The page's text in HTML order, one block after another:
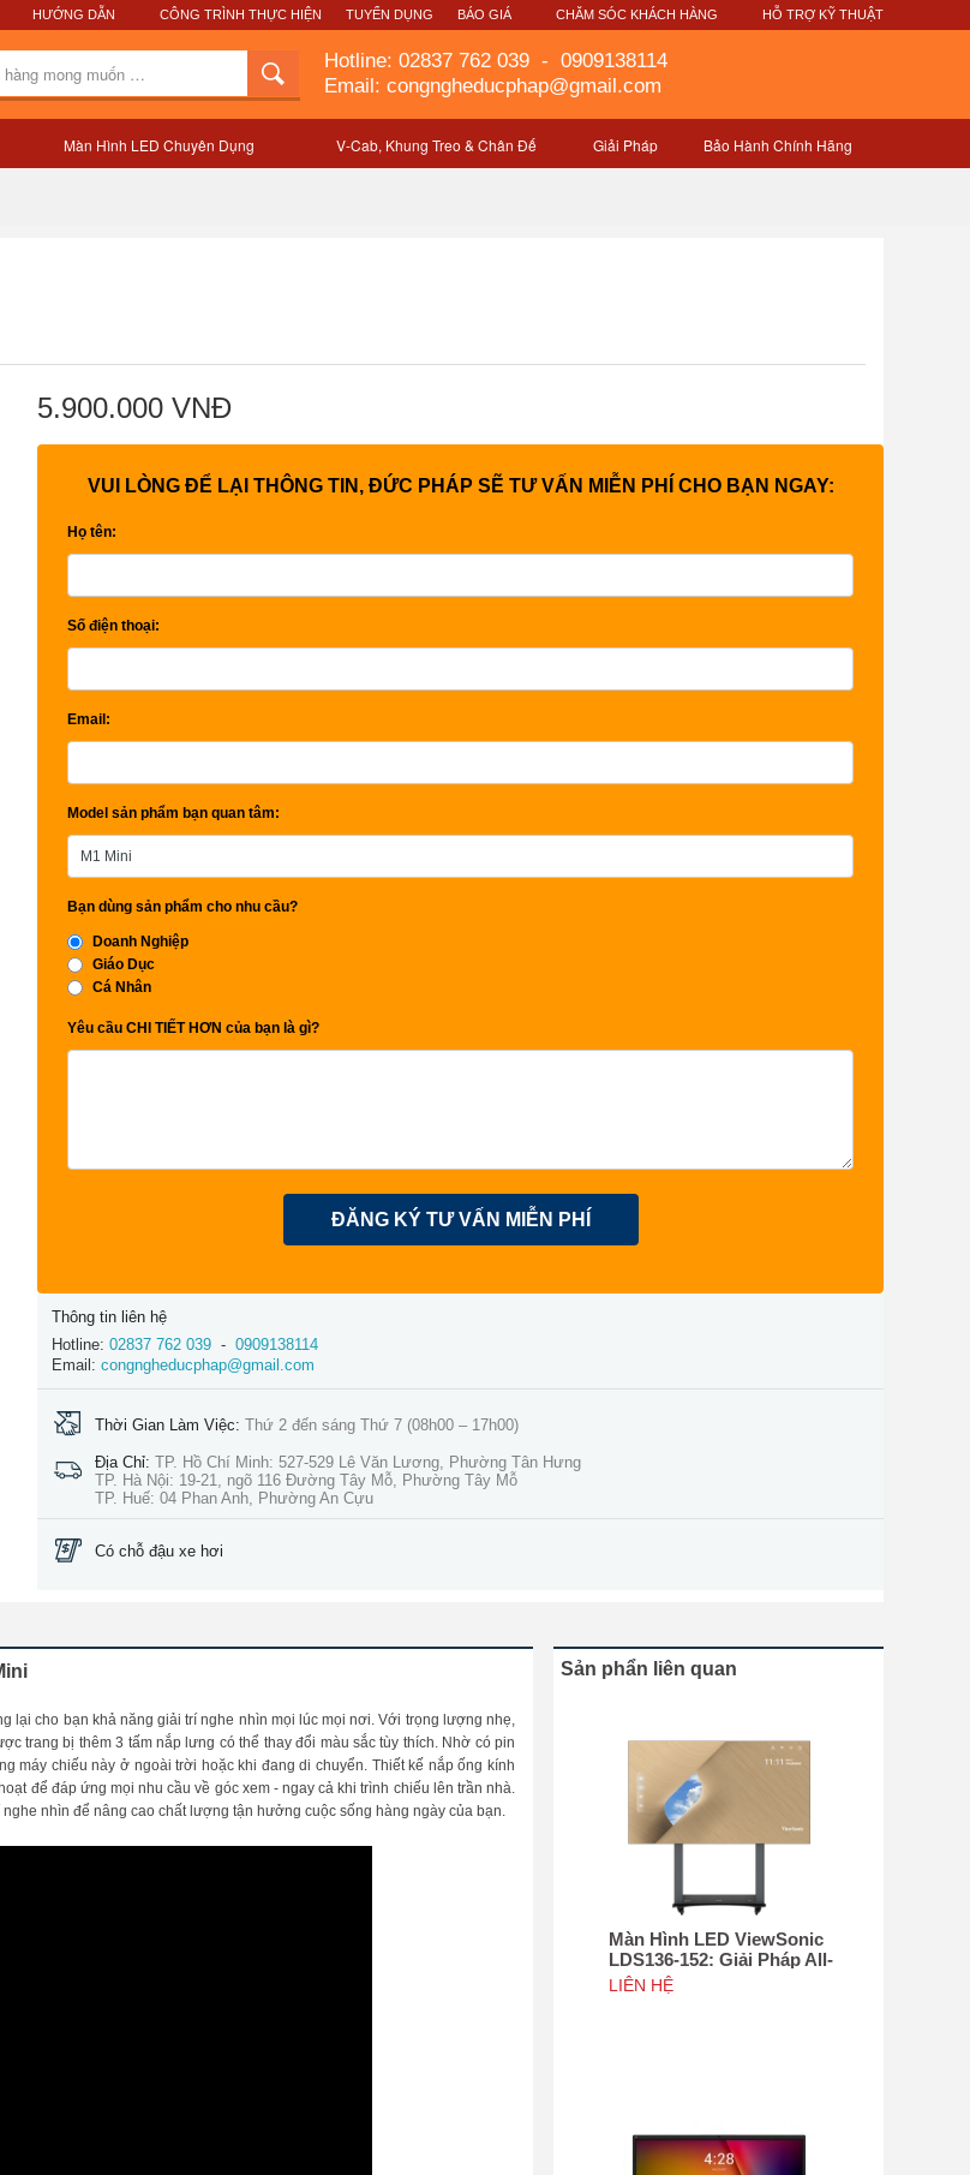
HƯỚNG DẪN CÔNG TRÌNH THỰC HIỆN TUYỂN DỤNG BÁO GIÁ CHĂM SÓC KHÁCH HÀNG HỖ TRỢ KỸ THUẬT
Hotline: 02837 762 039 - 0909138114
Email: congngheducphap@gmail.com
Mô tả sản phẩm
Màn Hình LED Chuyên Dụng V-Cab, Khung Treo & Chân Đế Giải Pháp Bảo Hành Chính Hãng
5.900.000 VNĐ
VUI LÒNG ĐỂ LẠI THÔNG TIN, ĐỨC PHÁP SẼ TƯ VẤN MIỄN PHÍ CHO BẠN NGAY:
Họ tên:
Số điện thoại:
Email:
Model sản phẩm bạn quan tâm:
Bạn dùng sản phẩm cho nhu cầu?
Doanh Nghiệp
Giáo Dục
Cá Nhân
Yêu cầu CHI TIẾT HƠN của bạn là gì?
ĐĂNG KÝ TƯ VẤN MIỄN PHÍ
Thông tin liên hệ
Hotline: 02837 762 039 - 0909138114
Email: congngheducphap@gmail.com
Thời Gian Làm Việc: Thứ 2 đến sáng Thứ 7 (08h00 – 17h00)
Địa Chỉ: TP. Hồ Chí Minh: 527-529 Lê Văn Lương, Phường Tân Hưng
TP. Hà Nội: 19-21, ngõ 116 Đường Tây Mỗ, Phường Tây Mỗ
TP. Huế: 04 Phan Anh, Phường An Cựu
Có chỗ đậu xe hơi
lại cho bạn khả năng giải trí nghe nhìn mọi lúc mọi nơi. Với trọng lượng nhẹ,
trang bị thêm 3 tấm nắp lưng có thể thay đổi màu sắc tùy thích. Nhờ có pin
máy chiếu này ở ngoài trời hoặc khi đang di chuyển. Thiết kế nắp ống kính
để đáp ứng mọi nhu cầu về góc xem - ngay cả khi trình chiếu lên trần nhà.
nhìn để nâng cao chất lượng tận hưởng cuộc sống hàng ngày của bạn.
Sản phẩn liên quan
Màn Hình LED ViewSonic
LDS136-152: Giải Pháp All-
in-One Di Động Hàng Đầu
LIÊN HỆ